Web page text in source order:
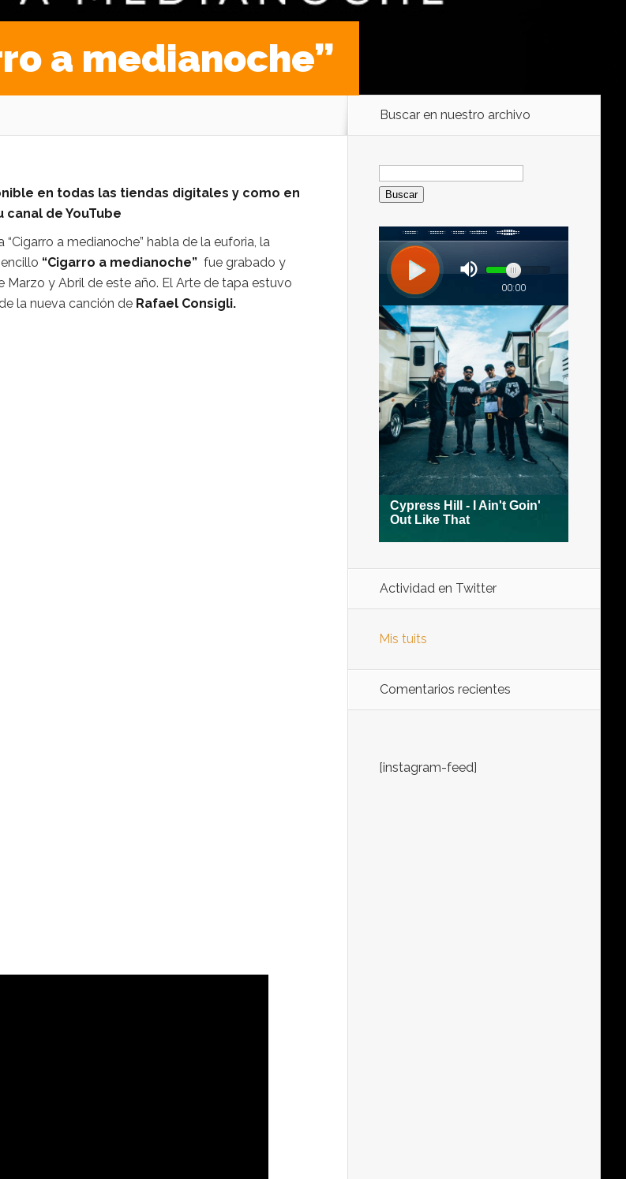
a medianoche”
en todas las tiendas digitales y como en
de YouTube
“Cigarro a medianoche” habla de la euforia, la
“Cigarro a medianoche” fue grabado y
y Abril de este año. El Arte de tapa estuvo
la nueva canción de Rafael Consigli.
Buscar en nuestro archivo
Buscar:
Actividad en Twitter
Mis tuits
Comentarios recientes
[instagram-feed]